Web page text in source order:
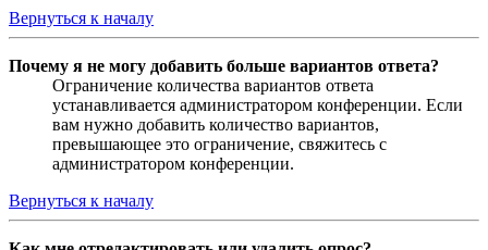
Вернуться к началу
Почему я не могу добавить больше вариантов ответа?
Ограничение количества вариантов ответа
устанавливается администратором конференции. Если
вам нужно добавить количество вариантов,
превышающее это ограничение, свяжитесь с
администратором конференции.
Вернуться к началу